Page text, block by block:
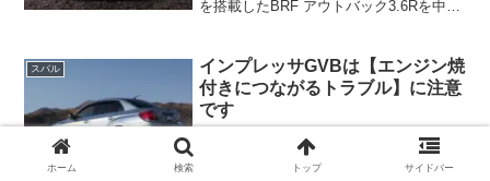
を搭載したBRF アウトバック3.6Rを中古
ョートして車両火災に発展する危険な不
具合・トラブル！
スバル
インプレッサGVBは【エンジン焼
付きにつながるトラブル】に注意
です
その鍛え抜かれた肉体のようなブリスタ
ーフェンダーのたくましさがひときわ異
彩を放つスーパースポーツサルー
ホーム 検索 トップ サイドバー